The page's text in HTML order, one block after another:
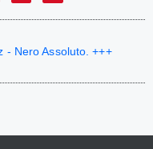
- Nero Assoluto. +++